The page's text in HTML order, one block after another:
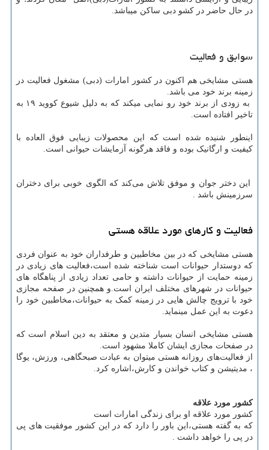
در حال حاضر در کشو دبی ساکن میباشد.
سوابق و فعالیت
هستی مشایخی هم اکنون در کشور امارات (دبی) مشغول فعالیت در
زمینه برند خود می باشد.
به زودى از برند خود رو نمايى ميكند که به دلیل شیوع کووید ۱۹ به
تاخیر افتاده است.
اینطور شنیده شده است که این محصولات زیبایی فوق العاده با
کیفیت و ارگانیک بوده و فاقد هرگونه آزمایشات حیوانی است.
این دختر جوان و موفق تلاش می‌کند که الگوی خوبی برای دختران
سرزمینش باشد .
فعالیت و کارهای مورد علاقه هستی
هستی مشایخی که در بین مخاطبین و طرفداران خود به عنوان فردی
که دوستدار حیوانات است شناخته شده است،فعالیت های زیادی در
زمینه حمایت از حیوانات داشته و حامی تعداد زیادی از پناهگاه های
حیوانات در شهرهای مختلف ایران است.و همچنین در صفحه مجازی
خود با ترویج چالش هایی در زمینه کمک به حیوانات،مخاطبین خود را
دعوت به این عمل مینماید.
هستی مشایخی انسان بسیار متدین و معتقد به دین اسلام است که
در صفحات مجازی ایشان کاملا مشهود است.
از فعالیت‌های روزانه هستی میتوان به عبادت صبحگاهی، ورزش، یوگا
، مدیتیشن و کتاب خواندن و کارش،اشاره کرد.
کشور مورد علاقه
کشور مورد علاقه او برای زندگی امارات است
که به گفته هستی،این باور را دارد که در این کشور موفقیت های پی
در پی را خواهد داشت .